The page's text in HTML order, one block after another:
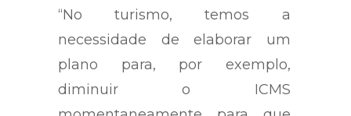
“No turismo, temos a
necessidade de elaborar um
plano para, por exemplo,
diminuir o ICMS